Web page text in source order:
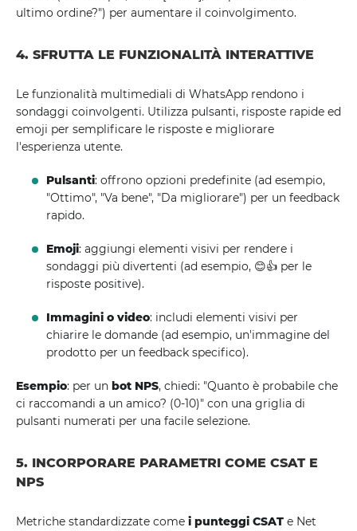
ultimo ordine?") per aumentare il coinvolgimento.
4. SFRUTTA LE FUNZIONALITÀ INTERATTIVE
Le funzionalità multimediali di WhatsApp rendono i
sondaggi coinvolgenti. Utilizza pulsanti, risposte rapide ed
emoji per semplificare le risposte e migliorare
l'esperienza utente.
Pulsanti: offrono opzioni predefinite (ad esempio,
"Ottimo", "Va bene", "Da migliorare") per un feedback
rapido.
Emoji: aggiungi elementi visivi per rendere i
sondaggi più divertenti (ad esempio, 😊👍 per le
risposte positive).
Immagini o video: includi elementi visivi per
chiarire le domande (ad esempio, un'immagine del
prodotto per un feedback specifico).
Esempio: per un bot NPS, chiedi: "Quanto è probabile che
ci raccomandi a un amico? (0-10)" con una griglia di
pulsanti numerati per una facile selezione.
5. INCORPORARE PARAMETRI COME CSAT E
NPS
Metriche standardizzate come i punteggi CSAT e Net